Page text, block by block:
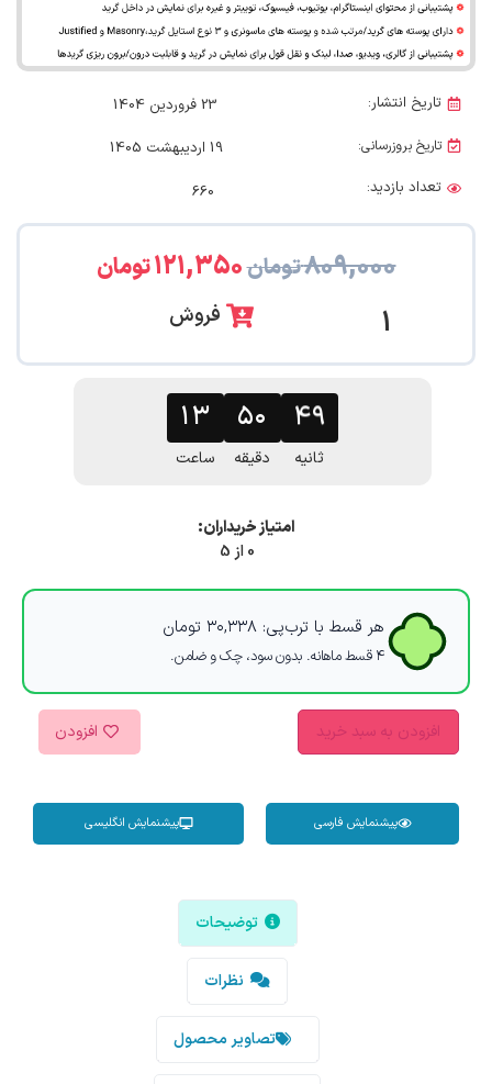
تاریخ انتشار: 23 فروردین 1404
تاریخ بروزرسانی:
19 اردیبهشت 1405
تعداد بازدید:
660
۸۰۹,۰۰۰تومان۱۲۱,۳۵۰تومان
1 فروش
۱۳
ساعت
۵۰
دقیقه
۴۷
ثانیه
امتیاز خریداران:
0 از 5
هر قسط با ترب‌پی: ۳۰,۳۳۸ تومان
۴ قسط ماهانه. بدون سود، چک و ضامن.
افزودن به سبد خرید افزودن
پیشنمایش فارسی پیشنمایش انگلیسی
توضیحات
نظرات
تصاویر محصول